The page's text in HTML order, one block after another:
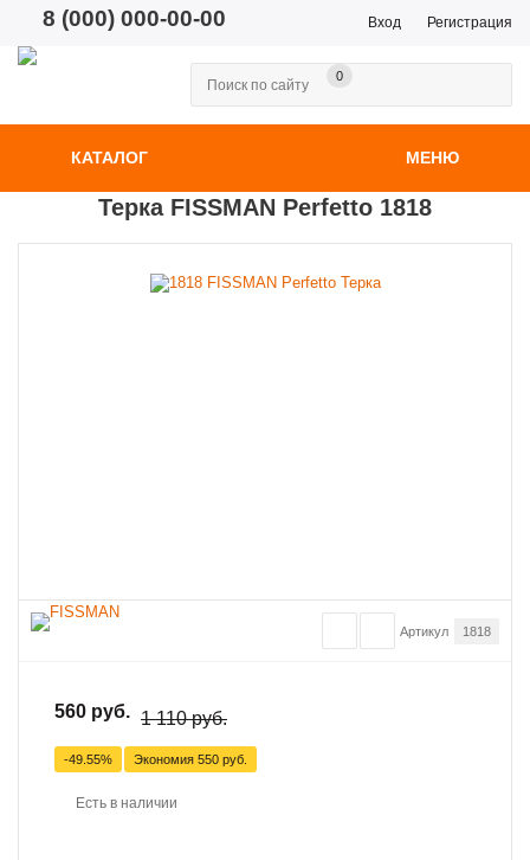
8 (000) 000-00-00 Вход Регистрация
КАТАЛОГ МЕНЮ
0
Терка FISSMAN Perfetto 1818
Артикул 1818
560 руб. 1 110 руб.
-49.55% Экономия 550 руб.
Есть в наличии